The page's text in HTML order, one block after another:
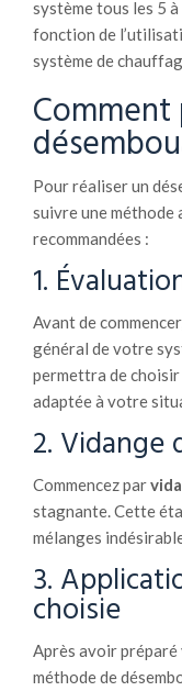
système tous les 5
fonction de
système de
Pour réaliser un
suivre une méthode
recommandées :
1.
Avant de
général de votre
permettra de choisir
adaptée à votre
2. Vidange
Commencez par
stagnante. Cette
mélanges
3.
choisie
Après avoir
méthode de